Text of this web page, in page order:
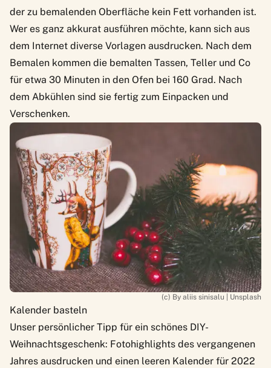
der zu bemalenden Oberfläche kein Fett vorhanden ist.
Wer es ganz akkurat ausführen möchte, kann sich aus
dem Internet diverse Vorlagen ausdrucken. Nach dem
Bemalen kommen die bemalten Tassen, Teller und Co
für etwa 30 Minuten in den Ofen bei 160 Grad. Nach
dem Abkühlen sind sie fertig zum Einpacken und
Verschenken.
(c) By aliis sinisalu | Unsplash
Kalender basteln
Unser persönlicher Tipp für ein schönes DIY-
Weihnachtsgeschenk: Fotohighlights des vergangenen
Jahres ausdrucken und einen leeren Kalender für 2022